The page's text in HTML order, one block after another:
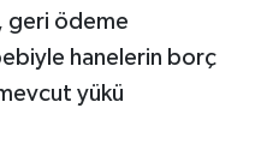
geri ödeme
hanelerin borç
yükü